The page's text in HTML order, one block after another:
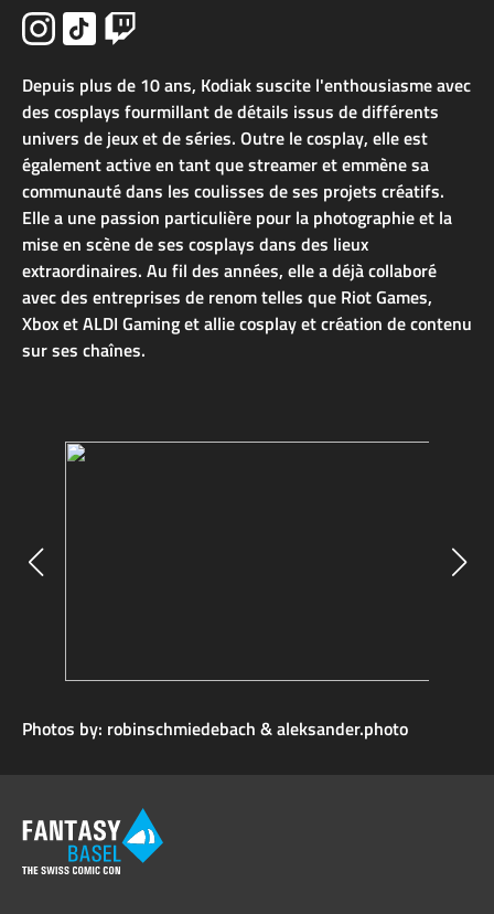
Depuis plus de 10 ans, Kodiak suscite l'enthousiasme avec
des cosplays fourmillant de détails issus de différents
univers de jeux et de séries. Outre le cosplay, elle est
également active en tant que streamer et emmène sa
communauté dans les coulisses de ses projets créatifs.
Elle a une passion particulière pour la photographie et la
mise en scène de ses cosplays dans des lieux
extraordinaires. Au fil des années, elle a déjà collaboré
avec des entreprises de renom telles que Riot Games,
Xbox et ALDI Gaming et allie cosplay et création de contenu
sur ses chaînes.
Photos by: robinschmiedebach & aleksander.photo